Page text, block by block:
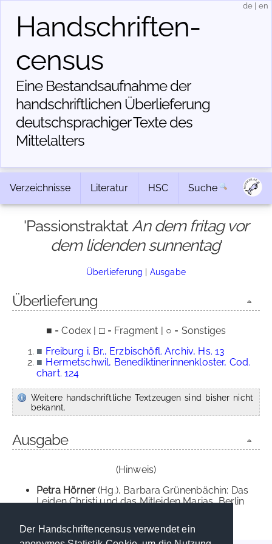
Der Handschriftencensus verwendet ein
Handschriften­
census
Eine Bestandsaufnahme der
handschriftlichen Über­lieferung
deutschsprachiger Texte des
Mittelalters
de en
Verzeichnisse Literatur HSC Suche
'PassionstraktatAn dem fritag vor
dem lidenden sunnentag'
Überlieferung | Ausgabe
Überlieferung
■ = Codex | □ = Fragment | ○ = Sonstiges
■ Freiburg i. Br., Erzbischöfl. Archiv, Hs. 13
■ Hermetschwil, Benediktinerinnenkloster, Cod.
chart. 124
Weitere handschriftliche Textzeugen sind bisher nicht
bekannt.
Ausgabe
(Hinweis)
Petra Hörner(Hg.), Barbara Grünenbächin: Das
Leiden Christi und das Mitleiden Marias, Berlin